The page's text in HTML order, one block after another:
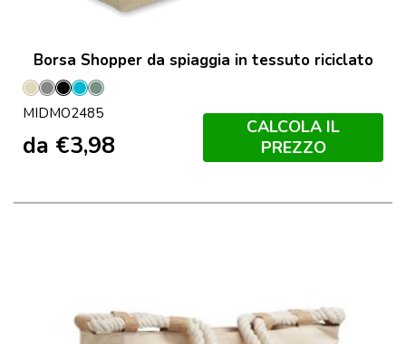
Borsa Shopper da spiaggia in tessuto riciclato
Beige
Grigio
NeroTurchese
Cachi
MIDMO2485
da €3,98
CALCOLA IL
PREZZO